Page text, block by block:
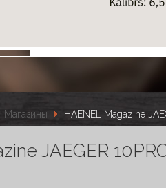
Магазины HAENEL Magazine
JAEGER